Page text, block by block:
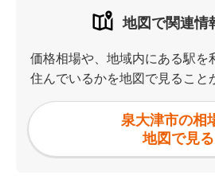
地図で関連情
価格相場や、地域内にある駅を
住んでいるかを地図で見ること
泉大津市の相
地図で見る